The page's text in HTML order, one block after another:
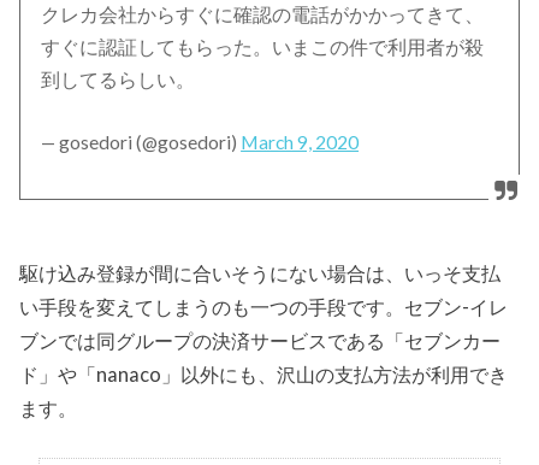
クレカ会社からすぐに確認の電話がかかってきて、
すぐに認証してもらった。いまこの件で利用者が殺
到してるらしい。
— gosedori (@gosedori) March 9, 2020
駆け込み登録が間に合いそうにない場合は、いっそ支払
い手段を変えてしまうのも一つの手段です。セブン-イレ
ブンでは同グループの決済サービスである「セブンカー
ド」や「nanaco」以外にも、沢山の支払方法が利用でき
ます。